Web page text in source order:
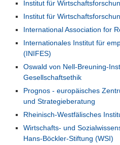
Institut für
Institut für
International Association for
Internationales Institut für
(INIFES)
Oswald von Nell-Breuning-
Gesellschaftsethik
Prognos - europäisches
und Strategieberatung
Rheinisch-Westfälisches
Wirtschafts- und
Hans-Böckler-Stiftung (WSI)